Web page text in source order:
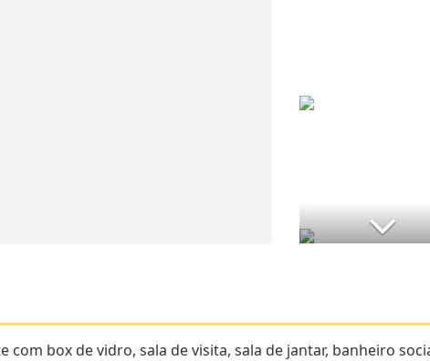
box de vidro, sala de visita, sala de jantar, banheiro